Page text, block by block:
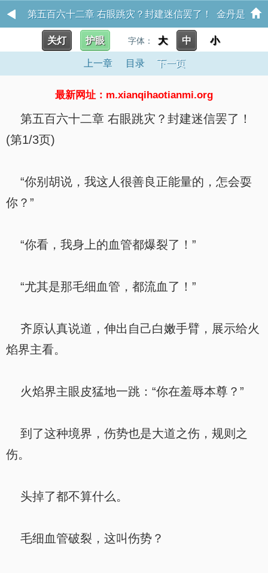
第五百六十二章 右眼跳灾？封建迷信罢了！ 金丹是
恒星，你管这叫修仙？
关灯 护眼 字体： 大 中 小
上一章 目录 下一页
最新网址：m.xianqihaotianmi.org
第五百六十二章 右眼跳灾？封建迷信罢了！
(第1/3页)
“你别胡说，我这人很善良正能量的，怎会耍
你？”
“你看，我身上的血管都爆裂了！”
“尤其是那毛细血管，都流血了！”
齐原认真说道，伸出自己白嫩手臂，展示给火
焰界主看。
火焰界主眼皮猛地一跳：“你在羞辱本尊？”
到了这种境界，伤势也是大道之伤，规则之
伤。
头掉了都不算什么。
毛细血管破裂，这叫伤势？